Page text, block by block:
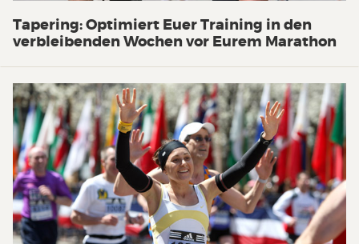
Tapering: Optimiert Euer Training in den
verbleibenden Wochen vor Eurem Marathon